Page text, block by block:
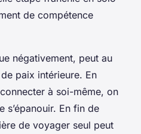
de compétence
négativement, peut au
paix intérieure. En
à soi-même, on
s’épanouir. En fin de
de voyager seul peut